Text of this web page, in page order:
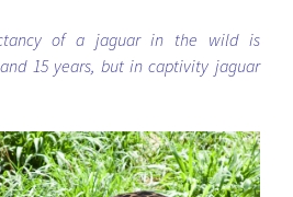
of a jaguar in the wild is
15 years, but in captivity jaguar